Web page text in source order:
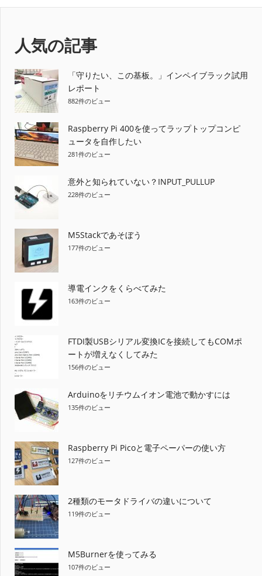
ナ
ビ
ゲ
ー
シ
ョ
ン
人気の記事
「守りたい、この基板。」インペイブラック試用
レポート
882件のビュー
Raspberry Pi 400を使ってラップトップコンピ
ュータを自作したい
281件のビュー
意外と知られていない？INPUT_PULLUP
228件のビュー
M5Stackであそぼう
177件のビュー
導電インクをくらべてみた
163件のビュー
FTDI製USBシリアル変換ICを接続してもCOMポ
ートが増えなくしてみた
156件のビュー
Arduinoをリチウムイオン電池で動かすには
135件のビュー
Raspberry Pi Picoと電子ペーパーの使い方
127件のビュー
2種類のモータドライバの違いについて
119件のビュー
M5Burnerを使ってみる
107件のビュー